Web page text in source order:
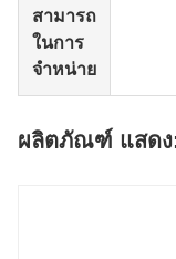
สามารถ
ในการ
จําหน่าย
ผลิตภัณฑ์ แสดง